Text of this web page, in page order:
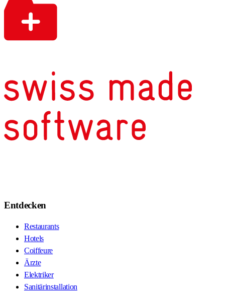
Entdecken
Restaurants
Hotels
Coiffeure
Ärzte
Elektriker
Sanitärinstallation